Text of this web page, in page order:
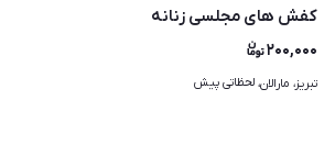
کفش های مجلسی زنانه
۲۰۰,۰۰۰
تبریز، مارالان، لحظاتی پیش